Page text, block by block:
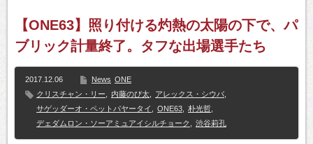
【ONE63】照り付ける灼熱の太陽の下で、パ
ブリック計量終了。タフな出場選手たち
2017.12.06 News ONE
クリスチャン・リー
内藤のび太 アレックス・シウバ
サゲッダーオ・ペットパヤータイ
ONE63 朴光哲
デェダムロン・ソーアミュアイシルチョーク
渋谷莉孔